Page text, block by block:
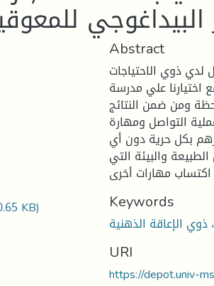
البيداغوجي
KB)
Abstract
ذوي الاحتياجات
اختيارنا علي مدرسة
ومن ضمن النتائج
التواصل ومهارة
بكل حرية دون أي
والبيئة التي
Keywords
ذوي الإعاقة الذهنية
URI
https://depot.univ-